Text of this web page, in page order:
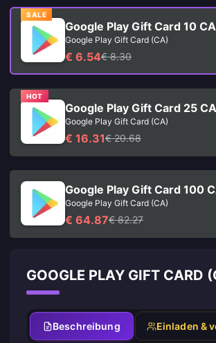
SALE
Google Play Gift Card 10
Google Play Gift Card (CA)
€ 6.54€ 8.30
HOT
Google Play Gift Card 25
Google Play Gift Card (CA)
€ 16.31€ 20.68
Google Play Gift Card 100
Google Play Gift Card (CA)
€ 64.87€ 82.27
GOOGLE PLAY GIFT CARD
Beschreibung Einladen &